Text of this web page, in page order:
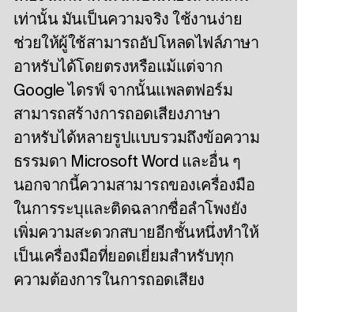
เท่านั้น มันเป็นความจริง ใช้งานง่าย
ช่วยให้ผู้ใช้สามารถอัปโหลดไฟล์ภาษา
อาหรับได้โดยตรงหรือแม้แต่จาก
Google ไดรฟ์ จากนั้นแพลตฟอร์ม
สามารถสร้างการถอดเสียงภาษา
อาหรับได้หลายรูปแบบรวมถึงข้อความ
ธรรมดา Microsoft Word และอื่น ๆ
นอกจากนี้ความสามารถของเครื่องมือ
ในการระบุและติดฉลากชื่อลําโพงยัง
เพิ่มความสะดวกสบายอีกชั้นหนึ่งทําให้
เป็นเครื่องมือที่ยอดเยี่ยมสําหรับทุก
ความต้องการในการถอดเสียง